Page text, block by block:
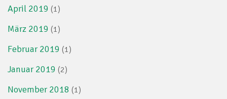
April 2019 (1)
März 2019 (1)
Februar 2019 (1)
Januar 2019 (2)
November 2018 (1)